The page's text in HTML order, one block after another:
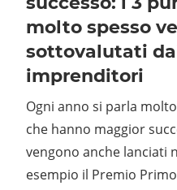
molto spesso
sottovalutati
imprenditori
Ogni anno si parla
che hanno maggior
vengono anche lanciati
esempio il Premio Primo